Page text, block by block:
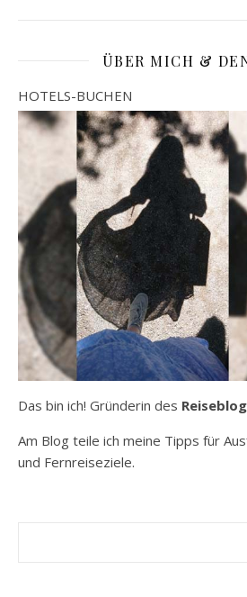
ÜBER MICH &
HOTELS-BUCHEN
Das bin ich! Gründerin des
Am Blog teile ich meine Tipps für
und Fernreiseziele.